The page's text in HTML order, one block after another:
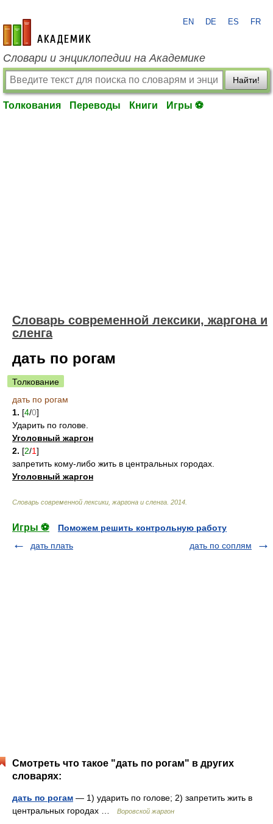
academic.ru
EN DE ES FR
Словари и энциклопедии на Академике
Найти!
Толкования Переводы Книги Игры ⚽
Cловарь современной лексики, жаргона и
сленга
дать по рогам
Толкование
дать по рогам
1. [4/0]
Ударить по голове.
Уголовный жаргон
2. [2/1]
запретить кому-либо жить в центральных городах.
Уголовный жаргон
Cловарь современной лексики, жаргона и сленга 2014
Игры ⚽
Поможем решить контрольную работу
дать плать
дать по соплям
Смотреть что такое "дать по рогам" в других
словарях:
дать по рогам — 1) ударить по голове; 2) запретить жить в
центральных городах …
Воровской жаргон